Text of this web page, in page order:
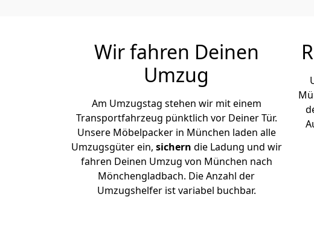
Wir fahren Deinen
Umzug
Am Umzugstag stehen wir mit einem
Transportfahrzeug pünktlich vor Deiner Tür.
Unsere Möbelpacker in München laden alle
Umzugsgüter ein, sichern die Ladung und wir
fahren Deinen Umzug von München nach
Mönchen­gladbach. Die Anzahl der
Umzugshelfer ist variabel buchbar.